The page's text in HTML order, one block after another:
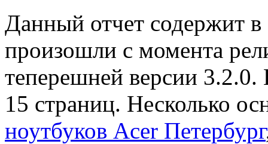
Данный отчет содержит в
произошли с момента
теперешней версии 3.2.0.
15 страниц. Несколько
ноутбуков Acer Петербург